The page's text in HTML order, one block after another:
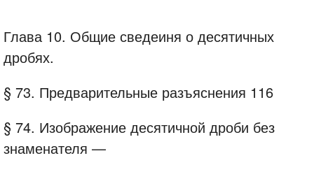
Глава 10. Общие сведеиня о десятичных
дробях.
§ 73. Предварительные разъяснения 116
§ 74. Изображение десятичной дроби без
знаменателя —